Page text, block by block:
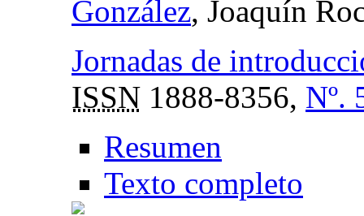
González, Joaquín
Jornadas de
ISSN 1888-8356, Nº.
Resumen
Texto completo